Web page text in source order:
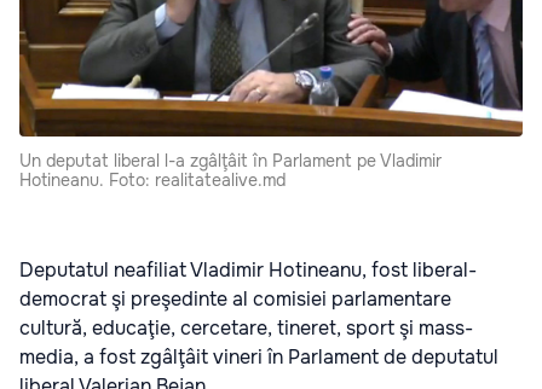
Un deputat liberal l-a zgâlţâit în Parlament pe Vladimir
Hotineanu. Foto: realitatealive.md
Deputatul neafiliat Vladimir Hotineanu, fost liberal-
democrat şi preşedinte al comisiei parlamentare
cultură, educaţie, cercetare, tineret, sport şi mass-
media, a fost zgâlţâit vineri în Parlament de deputatul